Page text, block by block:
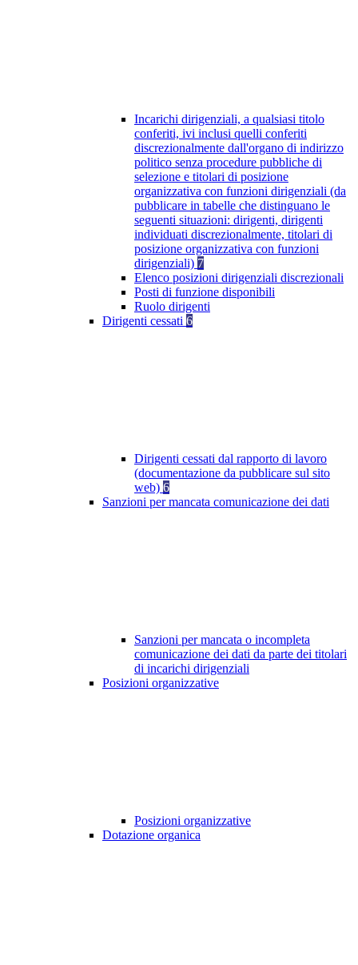
Incarichi dirigenziali, a qualsiasi titolo
conferiti, ivi inclusi quelli conferiti
discrezionalmente dall'organo di indirizzo
politico senza procedure pubbliche di
selezione e titolari di posizione
organizzativa con funzioni dirigenziali (da
pubblicare in tabelle che distinguano le
seguenti situazioni: dirigenti, dirigenti
individuati discrezionalmente, titolari di
posizione organizzativa con funzioni
dirigenziali) 7
Elenco posizioni dirigenziali discrezionali
Posti di funzione disponibili
Ruolo dirigenti
Dirigenti cessati 6
Dirigenti cessati dal rapporto di lavoro
(documentazione da pubblicare sul sito
web) 6
Sanzioni per mancata comunicazione dei dati
Sanzioni per mancata o incompleta
comunicazione dei dati da parte dei titolari
di incarichi dirigenziali
Posizioni organizzative
Posizioni organizzative
Dotazione organica